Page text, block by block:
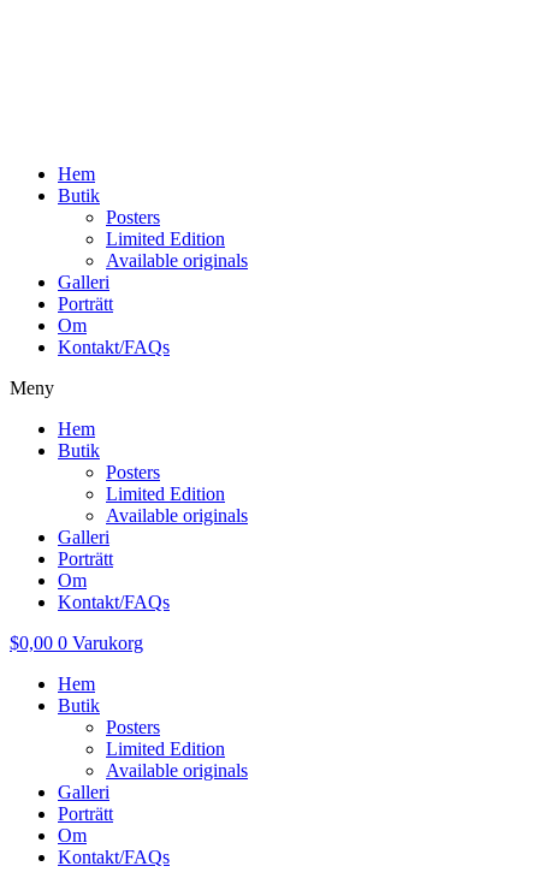
Hem
Butik
Posters
Limited Edition
Available originals
Galleri
Porträtt
Om
Kontakt/FAQs
Meny
Hem
Butik
Posters
Limited Edition
Available originals
Galleri
Porträtt
Om
Kontakt/FAQs
$0,00 0 Varukorg
Hem
Butik
Posters
Limited Edition
Available originals
Galleri
Porträtt
Om
Kontakt/FAQs